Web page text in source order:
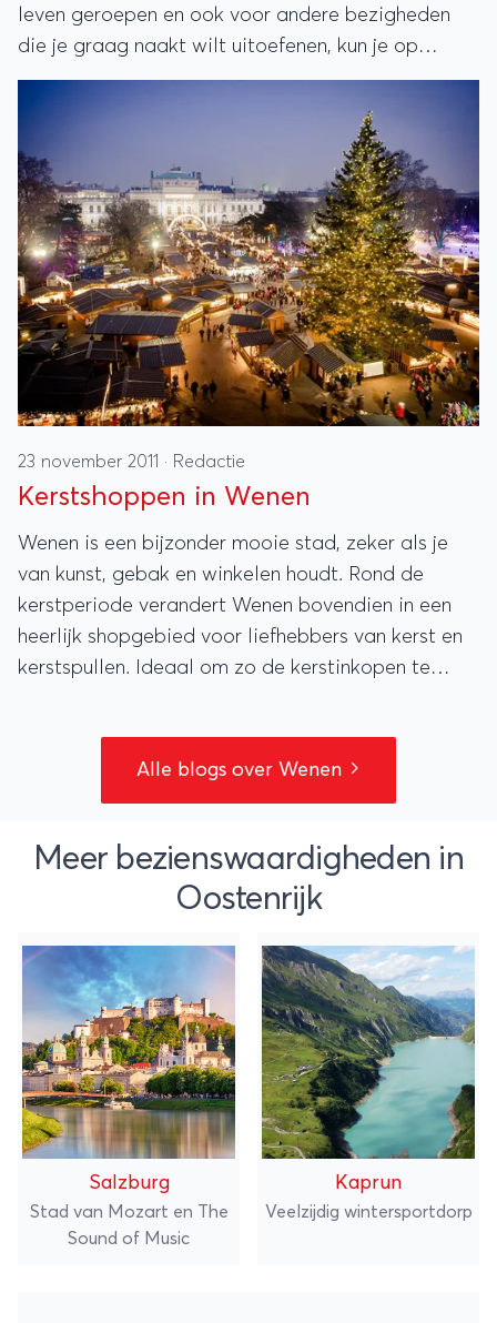
leven geroepen en ook voor andere bezigheden
die je graag naakt wilt uitoefenen, kun je op
bepaalde plaatsen op bepaalde tijdstippen
terecht. In Wenen kun je nu bijvoorbeeld naakt
23 november 2011 · Redactie
Kerstshoppen in Wenen
Wenen is een bijzonder mooie stad, zeker als je
van kunst, gebak en winkelen houdt. Rond de
kerstperiode verandert Wenen bovendien in een
heerlijk shopgebied voor liefhebbers van kerst en
kerstspullen. Ideaal om zo de kerstinkopen te
Alle blogs over Wenen
Meer bezienswaardigheden in
Oostenrijk
Salzburg
Stad van Mozart en The
Sound of Music
Kaprun
Veelzijdig wintersportdorp